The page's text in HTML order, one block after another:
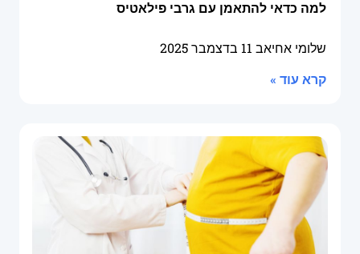
למה כדאי להתאמן עם גרבי פילאטיס
שלומי אחיאב 11 בדצמבר 2025
קרא עוד »